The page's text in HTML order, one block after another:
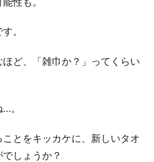
。
ど、「雑巾か？」ってくらい
。
とをキッカケに、新しいタオ
しょうか？